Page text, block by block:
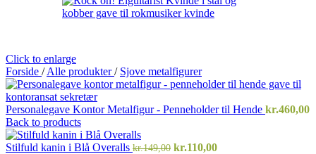
Click to enlarge
Forside / Alle produkter/ Sjove metalfigurer
Personalegave Kontor Metalfigur - Penneholder til Hende kr.460,00
Back to products
Stilfuld kanin i Blå Overalls kr.149,00 Den
kr.110,00Den